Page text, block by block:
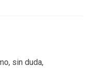
sin duda,